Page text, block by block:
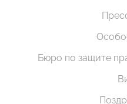
Бюро по защите